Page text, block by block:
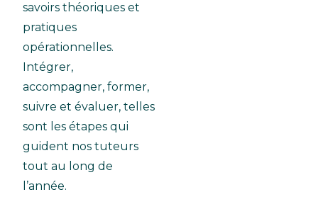
savoirs théoriques et
pratiques
opérationnelles.
Intégrer,
accompagner, former,
suivre et évaluer, telles
sont les étapes qui
guident nos tuteurs
tout au long de
l’année.